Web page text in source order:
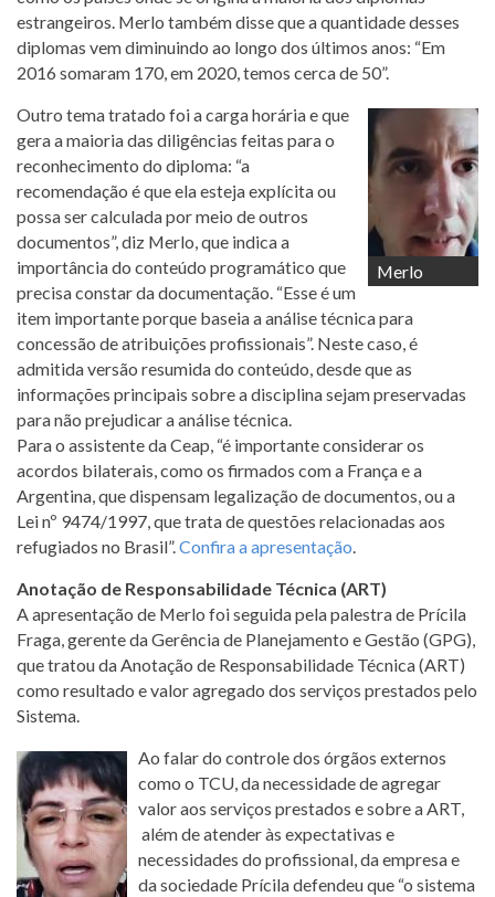
estrangeiros. Merlo também disse que a quantidade desses
diplomas vem diminuindo ao longo dos últimos anos: “Em
2016 somaram 170, em 2020, temos cerca de 50”.
Merlo
Outro tema tratado foi a carga horária e que
gera a maioria das diligências feitas para o
reconhecimento do diploma: “a
recomendação é que ela esteja explícita ou
possa ser calculada por meio de outros
documentos”, diz Merlo, que indica a
importância do conteúdo programático que
precisa constar da documentação. “Esse é um
item importante porque baseia a análise técnica para
concessão de atribuições profissionais”. Neste caso, é
admitida versão resumida do conteúdo, desde que as
informações principais sobre a disciplina sejam preservadas
para não prejudicar a análise técnica.
Para o assistente da Ceap, “é importante considerar os
acordos bilaterais, como os firmados com a França e a
Argentina, que dispensam legalização de documentos, ou a
Lei nº 9474/1997, que trata de questões relacionadas aos
refugiados no Brasil”. Confira a apresentação
Anotação de Responsabilidade Técnica (ART)
A apresentação de Merlo foi seguida pela palestra de Prícila
Fraga, gerente da Gerência de Planejamento e Gestão (GPG),
que tratou da Anotação de Responsabilidade Técnica (ART)
como resultado e valor agregado dos serviços prestados pelo
Sistema.
Ao falar do controle dos órgãos externos
como o TCU, da necessidade de agregar
valor aos serviços prestados e sobre a ART,
além de atender às expectativas e
necessidades do profissional, da empresa e
da sociedade Prícila defendeu que “o sistema